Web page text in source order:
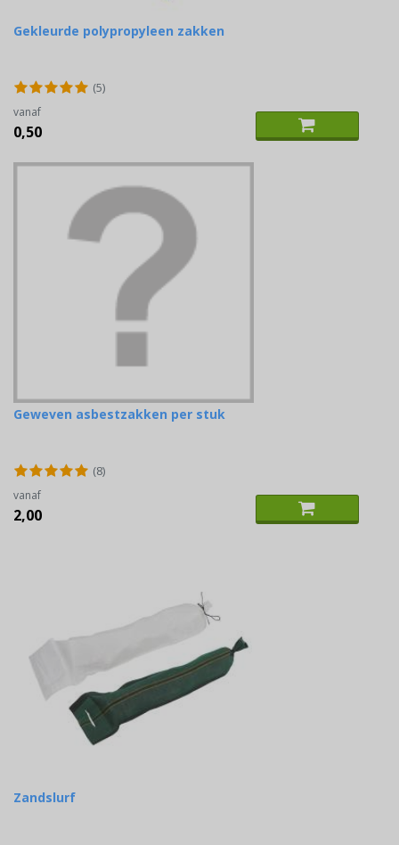
Gekleurde polypropyleen zakken
(5)
vanaf
0,50
Geweven asbestzakken per stuk
(8)
vanaf
2,00
Zandslurf